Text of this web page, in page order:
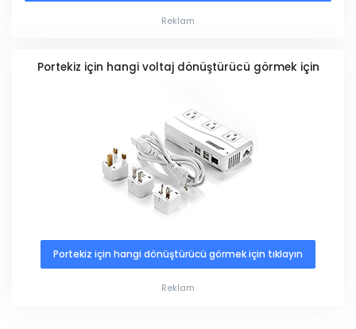
Reklam
Portekiz için hangi voltaj dönüştürücü görmek için
Portekiz için hangi dönüştürücü görmek için tıklayın
Reklam